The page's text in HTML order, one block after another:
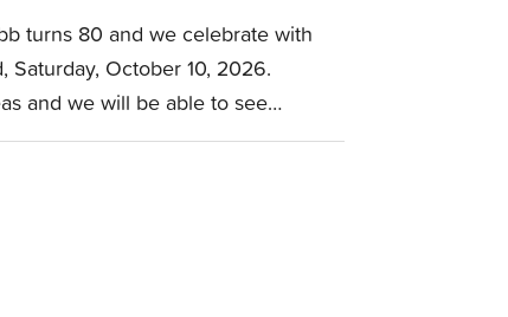
turns 80 and we celebrate with
October 10, 2026.
and we will be able to see…